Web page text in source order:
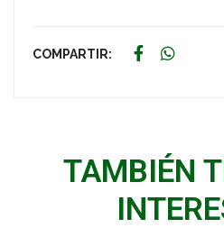
COMPARTIR:
TAMBIÉN